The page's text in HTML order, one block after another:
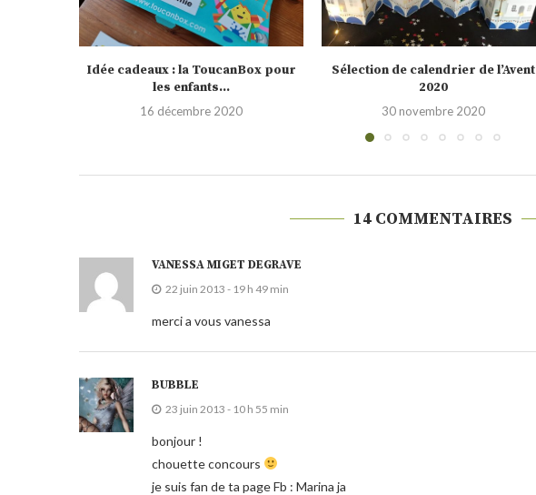
Sélection de calendrier de l’Avent
2020
30 novembre 2020
Testé pour vous, les yaourts bio et
engagés...
19 novembre 2020
14 COMMENTAIRES
VANESSA MIGET DEGRAVE
22 juin 2013 - 19 h 49 min
merci a vous vanessa
BUBBLE
23 juin 2013 - 10 h 55 min
bonjour !
chouette concours
je suis fan de ta page Fb : Marina ja